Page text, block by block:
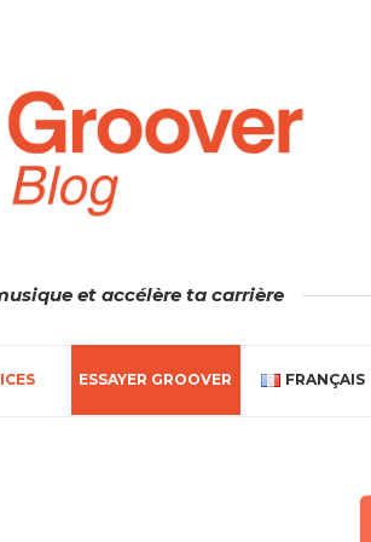
et accélère ta carrière
ESSAYER GROOVER FRANÇAIS